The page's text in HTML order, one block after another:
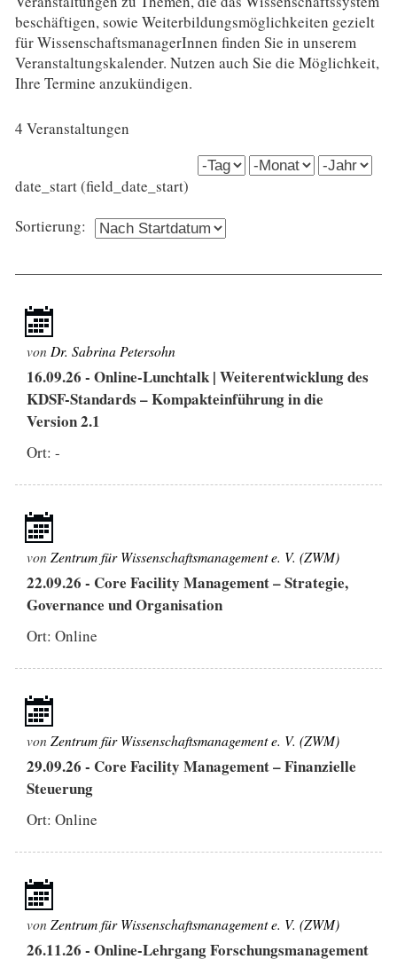
beschäftigen, sowie Weiterbildungsmöglichkeiten gezielt
für WissenschaftsmanagerInnen finden Sie in unserem
Veranstaltungskalender. Nutzen auch Sie die Möglichkeit,
Ihre Termine anzukündigen.
4 Veranstaltungen
date_start (field_date_start)
date_start (field_date_start)
Tag Monat Jahr
Sortierung:
vonDr. Sabrina Petersohn
16.09.26 - Online-Lunchtalk | Weiterentwicklung des
KDSF-Standards – Kompakteinführung in die
Version 2.1
Ort: -
vonZentrum für Wissenschaftsmanagement e. V. (ZWM)
22.09.26 - Core Facility Management – Strategie,
Governance und Organisation
Ort: Online
vonZentrum für Wissenschaftsmanagement e. V. (ZWM)
29.09.26 - Core Facility Management – Finanzielle
Steuerung
Ort: Online
vonZentrum für Wissenschaftsmanagement e. V. (ZWM)
26.11.26 - Online-Lehrgang Forschungsmanagement